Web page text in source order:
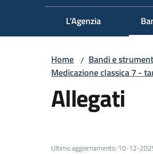
L'Agenzia
Home / Bandi e
Medicazione classica 7 -
Allegati
Ultimo aggiornamento: 10-12-